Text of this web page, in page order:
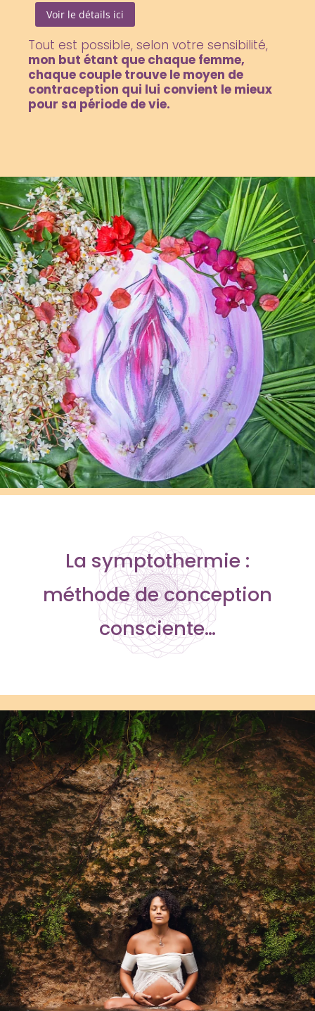
Voir le détails ici
Tout est possible, selon votre sensibilité,
mon but étant que chaque femme,
chaque couple trouve le moyen de
contraception qui lui convient le mieux
pour sa période de vie.
La symptothermie :
méthode de conception
consciente…